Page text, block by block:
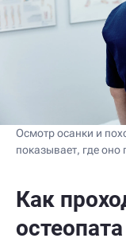
Осмотр осанки и
показывает, где оно
Как
остеопата